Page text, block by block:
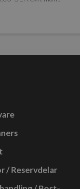
/ Reservdelar